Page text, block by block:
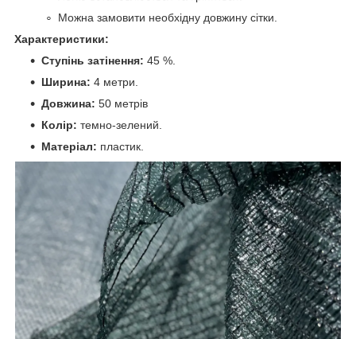
Можна замовити необхідну довжину сітки.
Характеристики:
Ступінь затінення: 45 %.
Ширина: 4 метри.
Довжина: 50 метрів
Колір: темно-зелений.
Матеріал: пластик.